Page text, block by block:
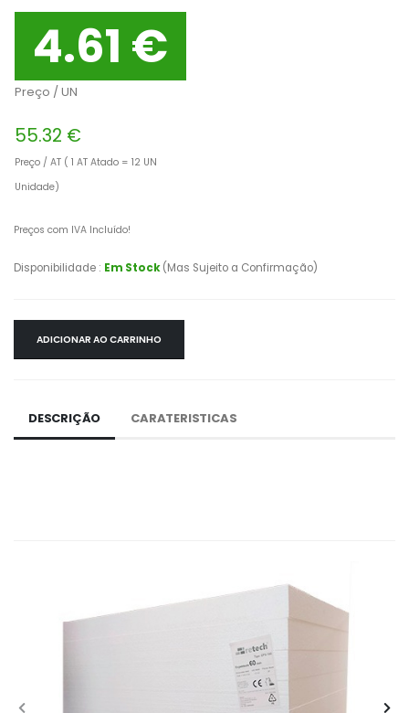
4.61 €
Preço / UN
55.32 €
Preço / AT ( 1 AT Atado = 12 UN
Unidade)
Preços com IVA Incluído!
Disponibilidade : Em Stock(Mas Sujeito a Confirmação)
ADICIONAR AO CARRINHO
DESCRIÇÃO CARATERISTICAS